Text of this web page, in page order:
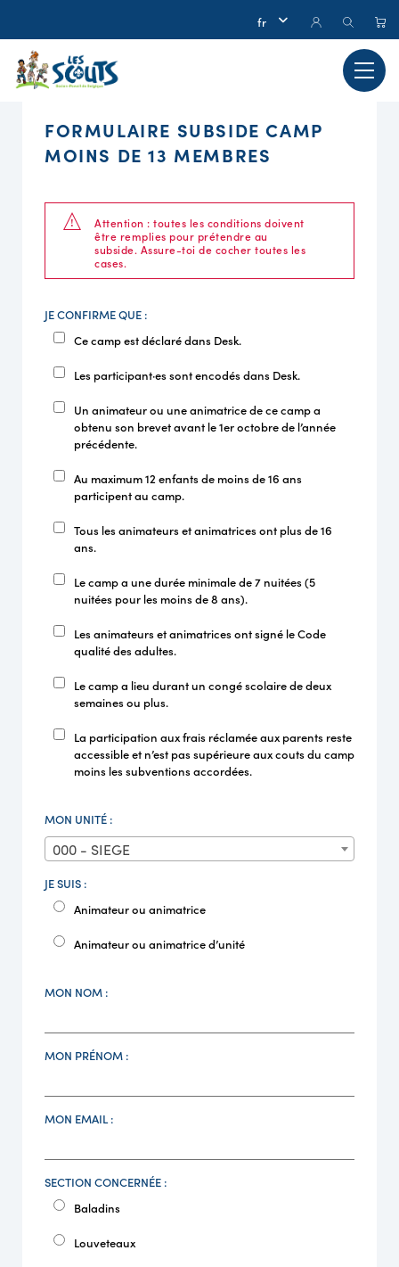
FORMULAIRE SUBSIDE CAMP
MOINS DE 13 MEMBRES
Attention : toutes les conditions doivent
être remplies pour prétendre au
subside. Assure-toi de cocher toutes les
cases.
JE CONFIRME QUE :
Ce camp est déclaré dans Desk.
Les participant·es sont encodés dans Desk.
Un animateur ou une animatrice de ce camp a
obtenu son brevet avant le 1er octobre de l’année
précédente.
Au maximum 12 enfants de moins de 16 ans
participent au camp.
Tous les animateurs et animatrices ont plus de 16
ans.
Le camp a une durée minimale de 7 nuitées (5
nuitées pour les moins de 8 ans).
Les animateurs et animatrices ont signé le Code
qualité des adultes.
Le camp a lieu durant un congé scolaire de deux
semaines ou plus.
La participation aux frais réclamée aux parents reste
accessible et n’est pas supérieure aux couts du camp
moins les subventions accordées.
MON UNITÉ :
000 - SIEGE
JE SUIS :
Animateur ou animatrice
Animateur ou animatrice d’unité
MON NOM :
MON PRÉNOM :
MON EMAIL :
SECTION CONCERNÉE :
Baladins
Louveteaux